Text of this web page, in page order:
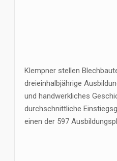
Klempner stellen
dreieinhalbjährige
und handwerkliches
durchschnittliche
einen der 597